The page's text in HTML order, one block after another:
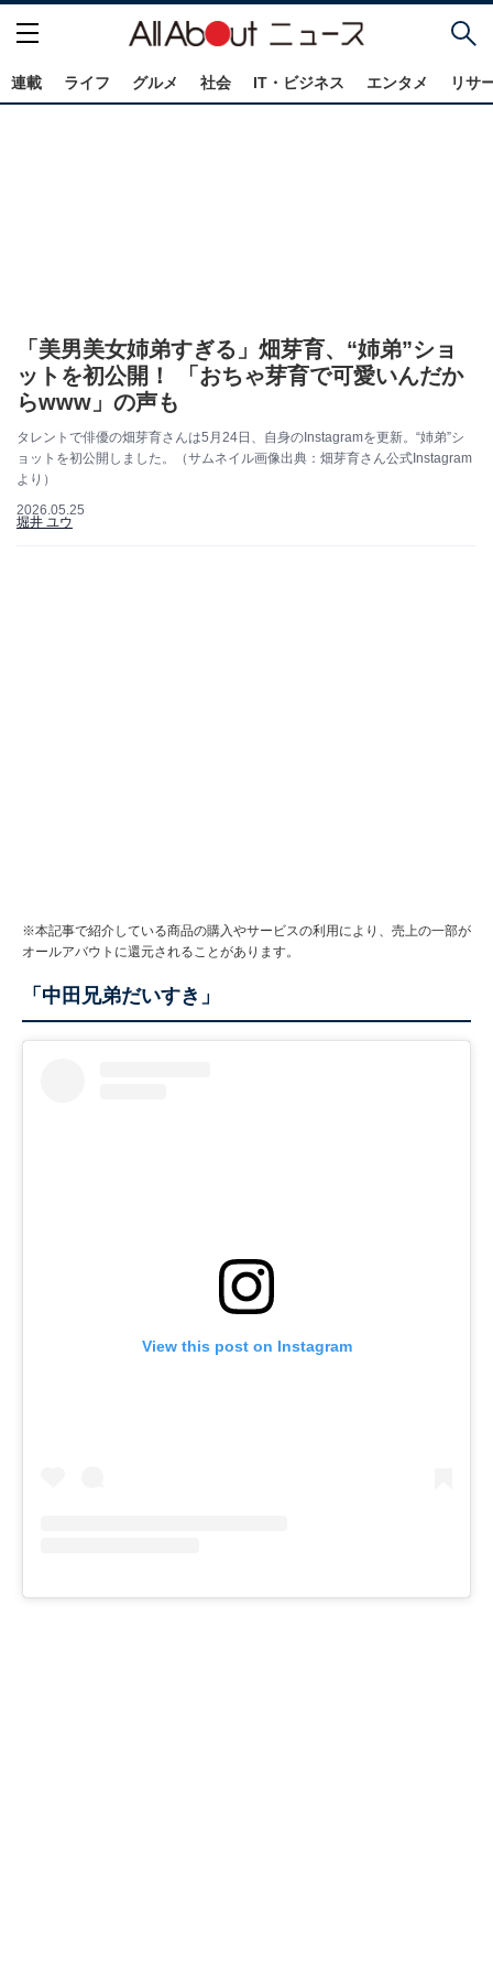
連載 ライフ グルメ 社会 IT・ビジネス エンタメ リサ
「美男美女姉弟すぎる」畑芽育、“姉弟”ショ
ットを初公開！ 「おちゃ芽育で可愛いんだか
らwww」の声も
タレントで俳優の畑芽育さんは5月24日、自身のInstagramを更新。“姉弟”シ
ョットを初公開しました。（サムネイル画像出典：畑芽育さん公式Instagram
より）
2026.05.25
堀井 ユウ
※本記事で紹介している商品の購入やサービスの利用により、売上の一部が
オールアバウトに還元されることがあります。
「中田兄弟だいすき」
View this post on Instagram